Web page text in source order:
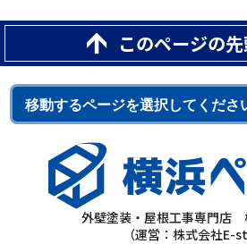
このページの
外壁塗装・屋根工事専門店
（運営：株式会社E-